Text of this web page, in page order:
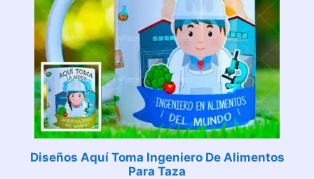
Diseños Aquí Toma Ingeniero De Alimentos
Para Taza